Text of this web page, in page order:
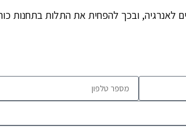
לאנרגיה, ובכך להפחית את התלות בתחנות